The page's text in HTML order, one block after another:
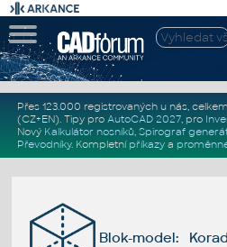
Přes 123.000 registrovaných u nás, celkem
(CZ+EN). Tipy pro AutoCAD 2027, pro
Nový Kalkulátor nosníků, Spirograf
Převodníky. Kompletní příkazya
Blok-model: